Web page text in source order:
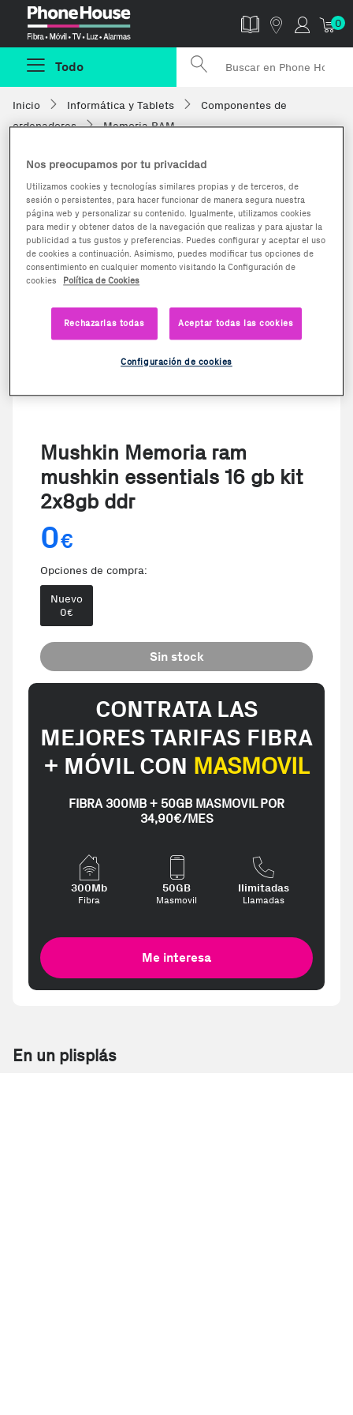
0
Todo
Inicio Informática y Tablets
Componentes de
ordenadores
Memoria RAM
Mushkin Memoria ram
mushkin essentials 16 gb kit
2x8gb ddr
0€
Opciones de compra:
Nuevo
0€
Sin stock
CONTRATA LAS
MEJORES TARIFAS FIBRA
+ MÓVIL CON MASMOVIL
FIBRA 300MB + 50GB MASMOVIL POR
34,90€/MES
300Mb
Fibra
50GB
Masmovil
Ilimitadas
Llamadas
Me interesa
En un plisplás
Nos preocupamos por tu privacidad
Utilizamos cookies y tecnologías similares propias y de terceros, de
sesión o persistentes, para hacer funcionar de manera segura nuestra
página web y personalizar su contenido. Igualmente, utilizamos cookies
para medir y obtener datos de la navegación que realizas y para ajustar la
publicidad a tus gustos y preferencias. Puedes configurar y aceptar el uso
de cookies a continuación. Asimismo, puedes modificar tus opciones de
consentimiento en cualquier momento visitando la Configuración de
cookies
Política de Cookies
Rechazarlas todas Aceptar todas las cookies
Configuración de cookies